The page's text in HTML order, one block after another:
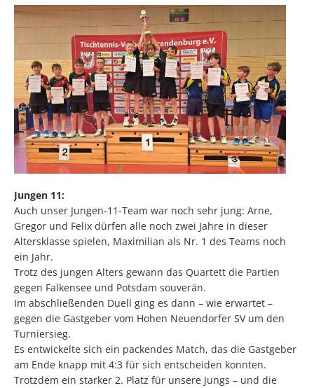
Jungen 11:
Auch unser Jungen-11-Team war noch sehr jung: Arne,
Gregor und Felix dürfen alle noch zwei Jahre in dieser
Altersklasse spielen, Maximilian als Nr. 1 des Teams noch
ein Jahr.
Trotz des jungen Alters gewann das Quartett die Partien
gegen Falkensee und Potsdam souverän.
Im abschließenden Duell ging es dann – wie erwartet –
gegen die Gastgeber vom Hohen Neuendorfer SV um den
Turniersieg.
Es entwickelte sich ein packendes Match, das die Gastgeber
am Ende knapp mit 4:3 für sich entscheiden konnten.
Trotzdem ein starker 2. Platz für unsere Jungs – und die